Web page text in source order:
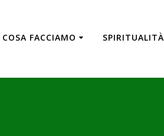
COSA FACCIAMO SPIRITUALITÀ